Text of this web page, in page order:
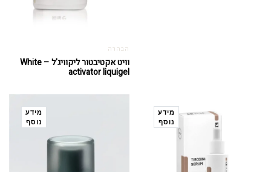
הבהרה
וויט אקטיבטור ליקוויג'ל – White
activator liquigel
מידע
נוסף
מידע
נוסף